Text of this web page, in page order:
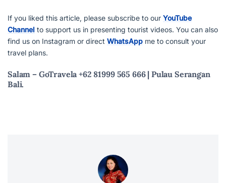
If you liked this article, please subscribe to our YouTube
Channel to support us in presenting tourist videos. You can also
find us on Instagram or direct WhatsApp me to consult your
travel plans.
Salam – GoTravela +62 81999 565 666 | Pulau Serangan
Bali.